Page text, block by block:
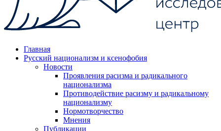
Главная
Русский национализм и ксенофобия
Новости
Проявления расизма и радикального
национализма
Противодействие расизму и радикальному
национализму
Нормотворчество
Мнения
Публикации